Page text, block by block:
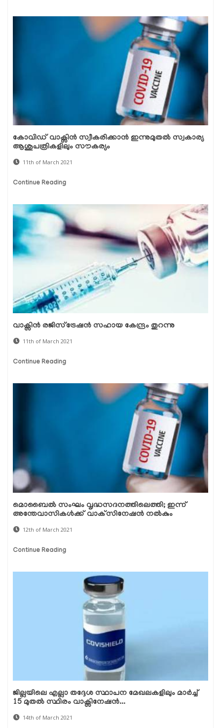
കോവിഡ് വാക്സിന്‍ സ്വീകരിക്കാന്‍ ഇന്നുമുതല്‍ സ്വകാര്യ
ആശുപത്രികളിലും സൗകര്യം
11th of March 2021
Continue Reading
വാക്സിന്‍ രജിസ്ട്രേഷന്‍ സഹായ കേന്ദ്രം തുറന്നു
11th of March 2021
Continue Reading
മൊബൈല്‍ സംഘം വൃദ്ധസദനത്തിലെത്തി; ഇന്ന്
അന്തേവാസികള്‍ക്ക് വാക്‌സിനേഷന്‍ നല്‍കും
12th of March 2021
Continue Reading
ജില്ലയിലെ എല്ലാ തദ്ദേശ സ്ഥാപന മേഖലകളിലും മാർച്ച്
15 മുതൽ സ്ഥിരം വാക്സിനേഷൻ...
14th of March 2021